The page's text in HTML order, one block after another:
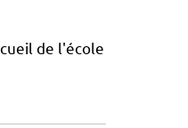
de l'école